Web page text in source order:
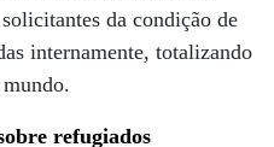
da condição de
internamente, totalizando
refugiados